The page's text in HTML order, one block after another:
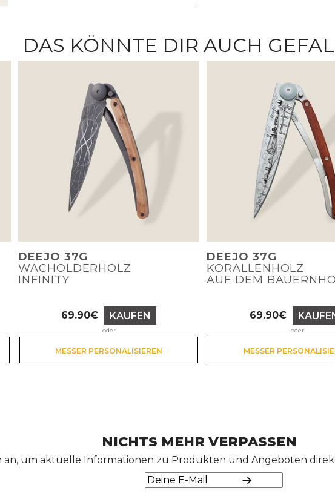
DAS KÖNNTE DIR AUCH
DEEJO 37G
WACHOLDERHOLZ
INFINITY
Preis
69.90€ KAUFEN
oder
MESSER PERSONALISIEREN
DEEJO 37G
KORALLENHOLZ
AUF DEM
Preis
69.90€
oder
MESSER
NICHTS MEHR VERPASSEN
an, um aktuelle Informationen zu Produkten und Angeboten